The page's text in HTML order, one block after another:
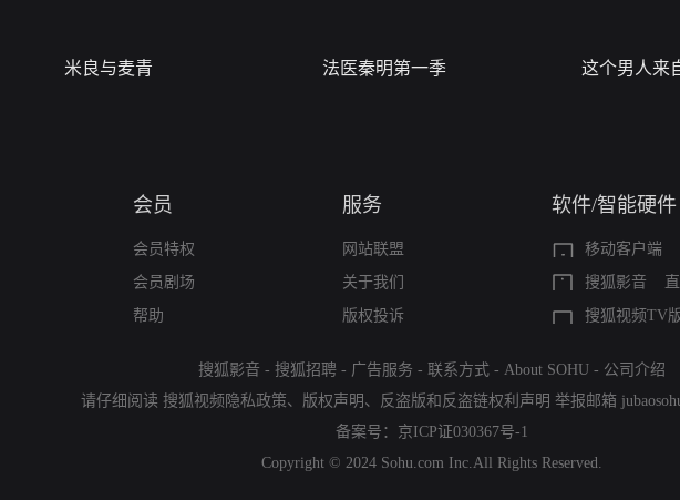
米良与麦青 法医秦明第一季 这个男人来
会员
会员特权
会员剧场
帮助
服务
网站联盟
关于我们
版权投诉
软件/智能硬件
移动客户端
搜狐影音
搜狐视频TV
搜狐影音 - 搜狐招聘 - 广告服务 - 联系方式 - About SOHU - 公司介绍
请仔细阅读 搜狐视频隐私政策、 版权声明 、 反盗版和反盗链权利声明 举报邮箱
备案号： 京ICP证030367号-1
Copyright © 2024 Sohu.com Inc.All Rights Reserved.